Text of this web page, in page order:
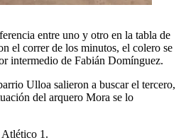
entre uno y otro en la tabla de
el correr de los minutos, el colero se
intermedio de Fabián Domínguez.
Ulloa salieron a buscar el tercero,
del arquero Mora se lo
1.